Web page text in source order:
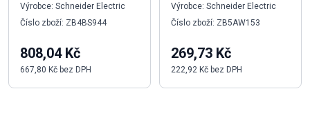
Výrobce: Schneider Electric
Číslo zboží: ZB4BS944
808,04 Kč
667,80 Kč bez DPH
Výrobce: Schneider Electric
Číslo zboží: ZB5AW153
269,73 Kč
222,92 Kč bez DPH